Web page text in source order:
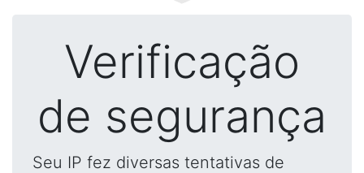
Verificação
de segurança
Seu IP fez diversas tentativas de